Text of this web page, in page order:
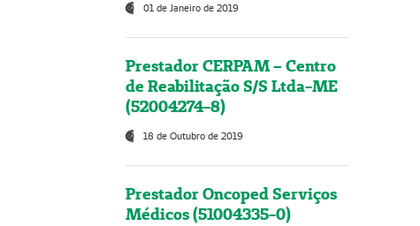
01 de Janeiro de 2019
Prestador CERPAM – Centro
de Reabilitação S/S Ltda-ME
(52004274-8)
18 de Outubro de 2019
Prestador Oncoped Serviços
Médicos (51004335-0)